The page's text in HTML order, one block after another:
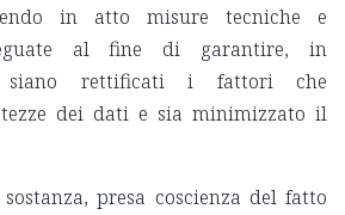
in atto misure tecniche e
al fine di garantire, in
siano rettificati i fattori che
dei dati e sia minimizzato il
presa coscienza del fatto